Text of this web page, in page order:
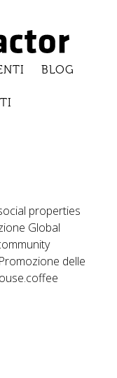
BLOG
properties
Global
delle